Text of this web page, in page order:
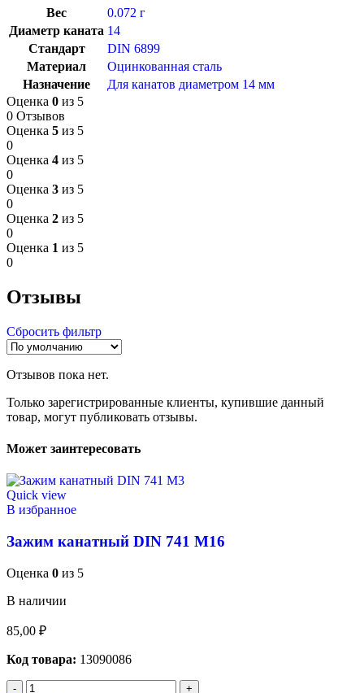
Вес
0.072 г
Диаметр каната 14
Стандарт
DIN 6899
Материал
Оцинкованная сталь
Назначение
Для канатов диаметром 14 мм
Оценка 0 из 5
0 Отзывов
Оценка 5 из 5
0
Оценка 4 из 5
0
Оценка 3 из 5
0
Оценка 2 из 5
0
Оценка 1 из 5
0
Отзывы
Сбросить фильтр
Отзывов пока нет.
Только зарегистрированные клиенты, купившие данный
товар, могут публиковать отзывы.
Может заинтересовать
Quick view
В избранное
Зажим канатный DIN 741 М16
Оценка 0 из 5
В наличии
85,00 ₽
Код товара: 13090086